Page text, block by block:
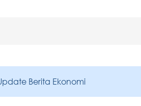
Berita Ekonomi